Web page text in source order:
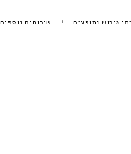
ימי גיבוש ומופעים שירותים נוספים